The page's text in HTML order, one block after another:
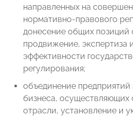
направленных на
нормативно-правового
донесение общих позиций
продвижение, экспертиза
эффективности
регулирования;
объединение предприятий
бизнеса, осуществляющих
отрасли, установление и